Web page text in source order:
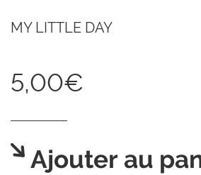
MY LITTLE DAY
5,00€
Ajouter au